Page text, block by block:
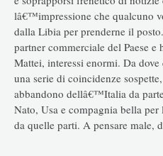
lâ€™impressione che qualcuno
dalla Libia per prenderne il
partner commerciale del Paese
Mattei, interessi enormi. Da
una serie di coincidenze
abbandono dellâ€™Italia da
Nato, Usa e compagnia bella per
da quelle parti. A pensare male,